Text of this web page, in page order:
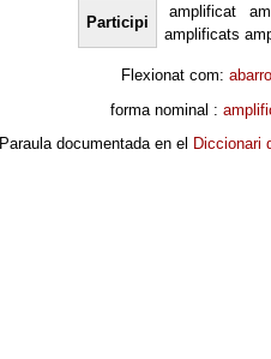
Participi
amplificat
amplificats
Flexionat com:
forma nominal :
Paraula documentada en el Diccionari